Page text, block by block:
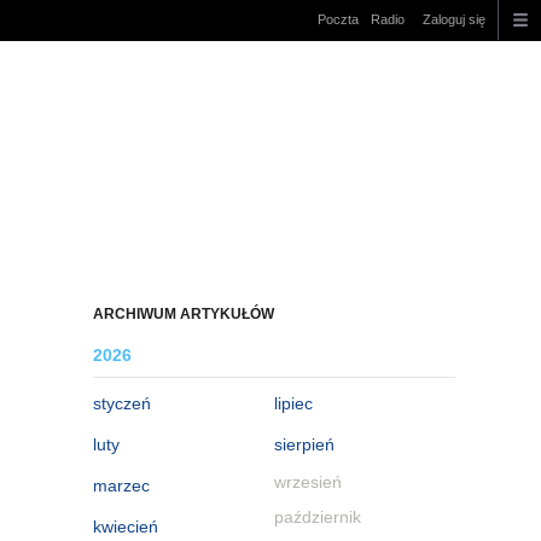
Poczta Radio Zaloguj się
ARCHIWUM ARTYKUŁÓW
2026
styczeń
luty
marzec
kwiecień
lipiec
sierpień
wrzesień
październik